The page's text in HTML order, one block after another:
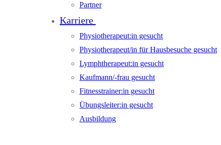
Partner
Karriere
Physiotherapeut:in gesucht
Physiotherapeut/in für Hausbesuche gesucht
Lymphtherapeut:in gesucht
Kaufmann/-frau gesucht
Fitnesstrainer:in gesucht
Übungsleiter:in gesucht
Ausbildung